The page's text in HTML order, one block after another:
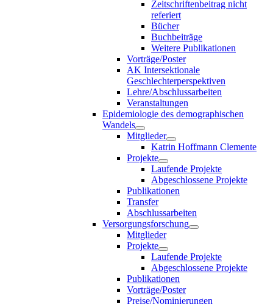
Zeitschriftenbeitrag nicht
referiert
Bücher
Buchbeiträge
Weitere Publikationen
Vorträge/Poster
AK Intersektionale
Geschlechterperspektiven
Lehre/Abschlussarbeiten
Veranstaltungen
Epidemiologie des demographischen
Wandels
Mitglieder
Katrin Hoffmann Clemente
Projekte
Laufende Projekte
Abgeschlossene Projekte
Publikationen
Transfer
Abschlussarbeiten
Versorgungsforschung
Mitglieder
Projekte
Laufende Projekte
Abgeschlossene Projekte
Publikationen
Vorträge/Poster
Preise/Nominierungen